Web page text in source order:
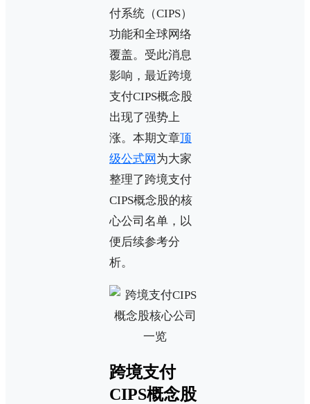
付系统（CIPS）
功能和全球网络
覆盖。受此消息
影响，最近跨境
支付CIPS概念股
出现了强势上
涨。本期文章顶
级公式网 为大家
整理了跨境支付
CIPS概念股的核
心公司名单，以
便后续参考分
析。
跨境支付
CIPS概念股